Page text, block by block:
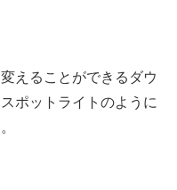
えることができるダウ
ポットライトのように